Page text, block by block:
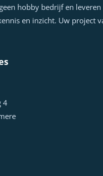
hobby bedrijf en
en inzicht. Uw project
4